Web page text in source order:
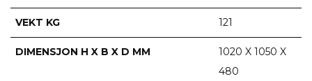
VEKT KG 121
DIMENSJON H X B X D MM
1020 X 1050 X
480